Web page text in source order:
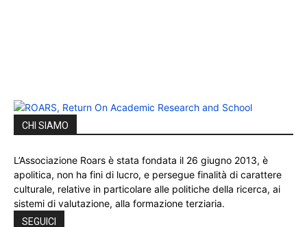
CHI SIAMO
L’Associazione Roars è stata fondata il 26 giugno 2013, è
apolitica, non ha fini di lucro, e persegue finalità di carattere
culturale, relative in particolare alle politiche della ricerca, ai
sistemi di valutazione, alla formazione terziaria.
SEGUICI